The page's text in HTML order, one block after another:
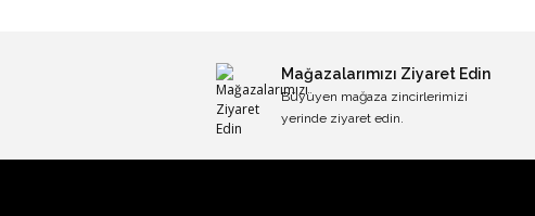
Mağazalarımızı Ziyaret Edin
Büyüyen mağaza zincirlerimizi
yerinde ziyaret edin.